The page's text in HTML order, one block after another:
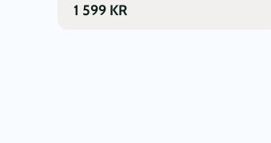
1 599 KR